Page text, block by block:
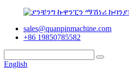
sales@quanpinmachine.com
+86 19850785582
English